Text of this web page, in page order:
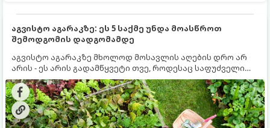
აგვისტო აგარაკზე: ეს 5 საქმე უნდა მოასწროთ
შემოდგომის დადგომამდე
აგვისტო აგარაკზე მხოლოდ მოსავლის აღების დრო არ
არის - ეს არის გადამწყვეტი თვე, როდესაც საფუძველი
ეყრება მომავალი წლის მოსავალს და ბაღი მზადდება
შემოდგომა-ზამთრის სეზონისთვის. იმისათვის, რომ
ნიადაგმა ენერგია აღიდგინოს, ხოლო მცენარეებმა
ზამთარს გაუძლონ, აგვისტოს ბოლომდე 5
მნიშვნელოვანი საქმის გაკეთება უნდა მოასწროთ: